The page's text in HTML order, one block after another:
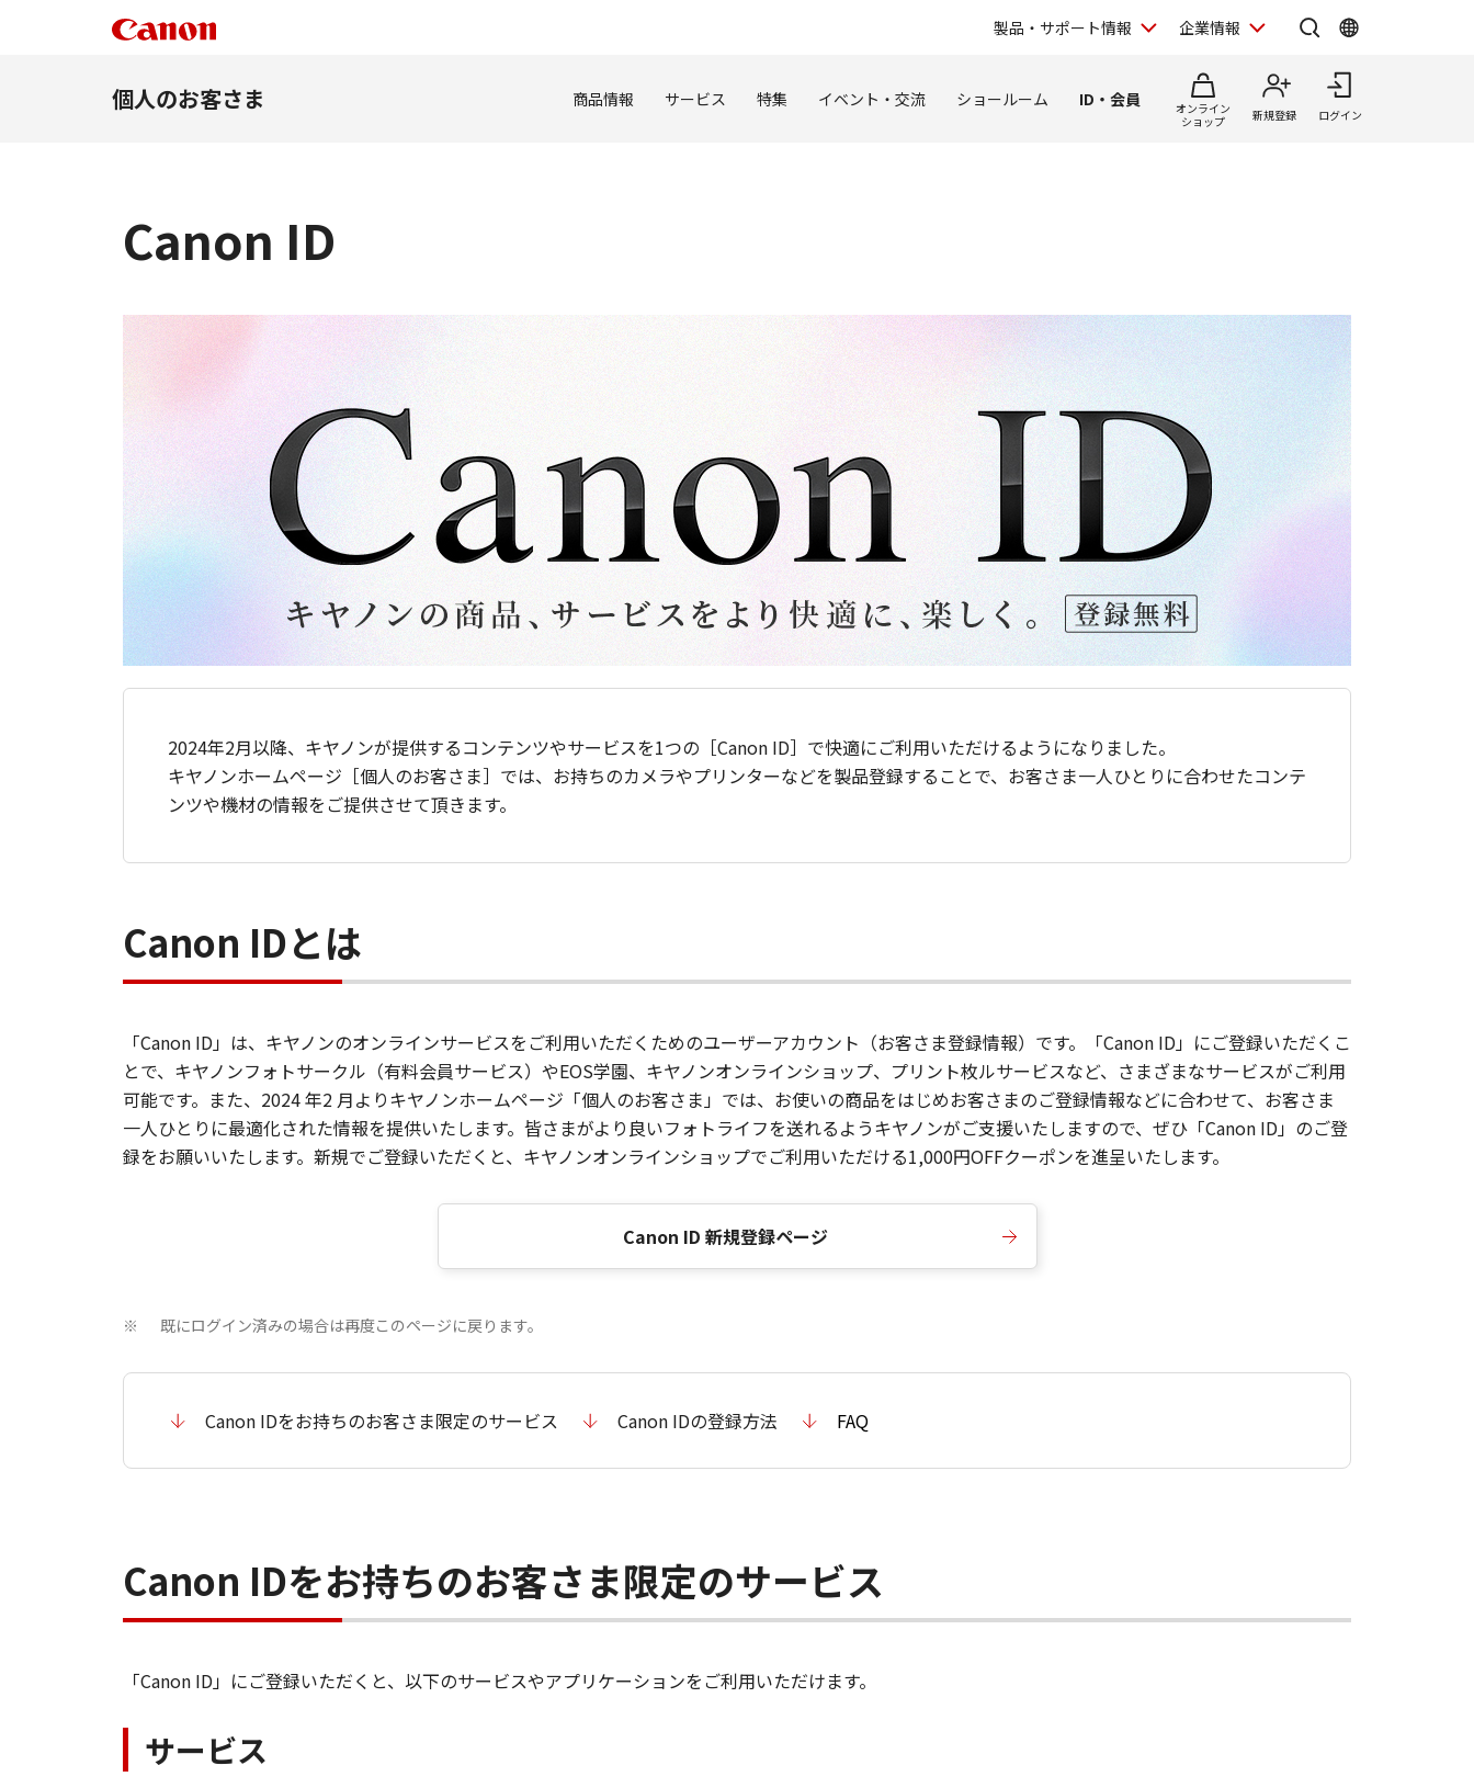
製品・サポート情報 企業情報
個人のお客さま 商品情報 サービス 特集 イベント・交流 ショールーム ID・会員
オンライン
ショップ
新規登録 ログイン
Canon ID
2024年2月以降、キヤノンが提供するコンテンツやサービスを1つの［Canon ID］で快適にご利用いただけるようになりました。
キヤノンホームページ［個人のお客さま］では、お持ちのカメラやプリンターなどを製品登録することで、お客さま一人ひとりに合わせたコンテ
ンツや機材の情報をご提供させて頂きます。
Canon IDとは
「Canon ID」は、キヤノンのオンラインサービスをご利用いただくためのユーザーアカウント（お客さま登録情報）です。「Canon ID」にご登録いただくこ
とで、キヤノンフォトサークル（有料会員サービス）やEOS学園、キヤノンオンラインショップ、プリント枚ルサービスなど、さまざまなサービスがご利用
可能です。また、2024 年2 月よりキヤノンホームページ「個人のお客さま」では、お使いの商品をはじめお客さまのご登録情報などに合わせて、お客さま
一人ひとりに最適化された情報を提供いたします。皆さまがより良いフォトライフを送れるようキヤノンがご支援いたしますので、ぜひ「Canon ID」のご登
録をお願いいたします。新規でご登録いただくと、キヤノンオンラインショップでご利用いただける1,000円OFFクーポンを進呈いたします。
Canon ID 新規登録ページ
※ 既にログイン済みの場合は再度このページに戻ります。
Canon IDをお持ちのお客さま限定のサービス Canon IDの登録方法 FAQ
Canon IDをお持ちのお客さま限定のサービス
「Canon ID」にご登録いただくと、以下のサービスやアプリケーションをご利用いただけます。
サービス